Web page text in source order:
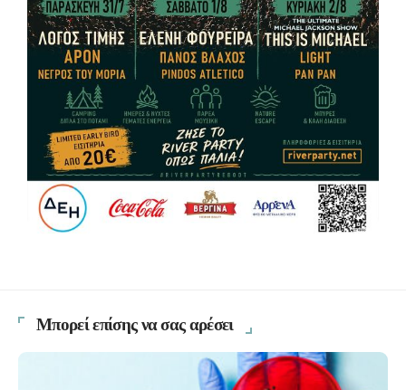
Μπορεί επίσης να σας αρέσει